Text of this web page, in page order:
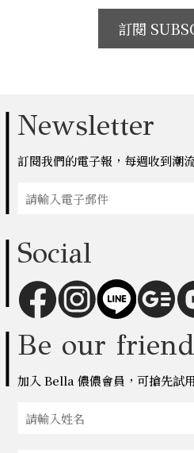
訂閱
Newsletter
訂閱我們的電子報，每週收到潮
Social
Be our friend
加入 Bella 儂儂會員，可搶先試